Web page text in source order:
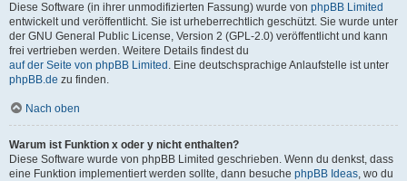
Diese Software (in ihrer unmodifizierten Fassung) wurde von phpBB Limited
entwickelt und veröffentlicht. Sie ist urheberrechtlich geschützt. Sie wurde unter
der GNU General Public License, Version 2 (GPL-2.0) veröffentlicht und kann
frei vertrieben werden. Weitere Details findest du
auf der Seite von phpBB Limited . Eine deutschsprachige Anlaufstelle ist unter
phpBB.de zu finden.
Nach oben
Warum ist Funktion x oder y nicht enthalten?
Diese Software wurde von phpBB Limited geschrieben. Wenn du denkst, dass
eine Funktion implementiert werden sollte, dann besuche phpBB Ideas, wo du